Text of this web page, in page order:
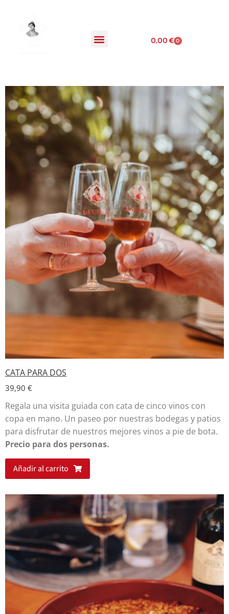
0,00 € 0
CATA PARA DOS
39,90 €
Regala una visita guiada con cata de cinco vinos con
copa en mano. Un paseo por nuestras bodegas y patios
para disfrutar de nuestros mejores vinos a pie de bota.
Precio para dos personas.
Añadir al carrito